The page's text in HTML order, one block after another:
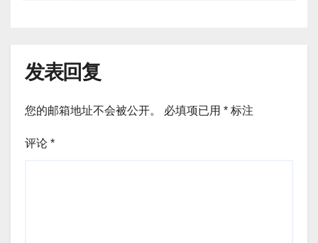
发表回复
您的邮箱地址不会被公开。 必填项已用 * 标注
评论 *